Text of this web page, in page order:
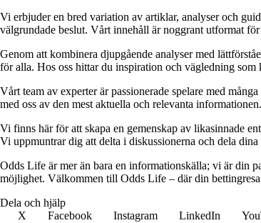
Vi erbjuder en bred variation av artiklar, analyser och
välgrundade beslut. Vårt innehåll är noggrant utformat
Genom att kombinera djupgående analyser med
för alla. Hos oss hittar du inspiration och vägledning
Vårt team av experter är passionerade spelare med
med oss av den mest aktuella och relevanta
Vi finns här för att skapa en gemenskap av likasinnade
Vi uppmuntrar dig att delta i diskussionerna och dela dina
Odds Life är mer än bara en informationskälla; vi är din
möjlighet. Välkommen till Odds Life – där din
Dela och hjälp
X
Facebook Instagram LinkedIn